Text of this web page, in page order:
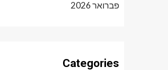
פברואר 2026
Categories